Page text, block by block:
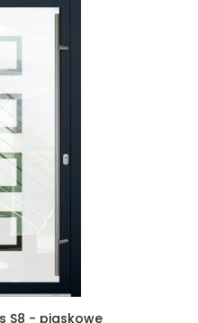
S8 - piaskowe